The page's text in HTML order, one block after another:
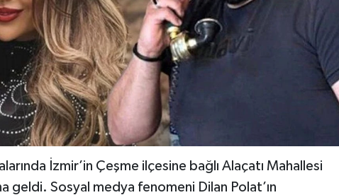
İzmir’in Çeşme ilçesine bağlı Alaçatı Mahallesi
geldi. Sosyal medya fenomeni Dilan Polat’ın